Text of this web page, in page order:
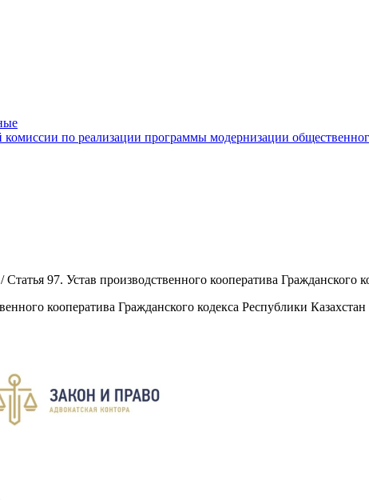
по реализации программы модернизации
/Статья 97. Устав производственного кооператива Гражданского
кооператива Гражданского кодекса Республики Казахстан